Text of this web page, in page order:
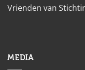
Vrienden van
MEDIA